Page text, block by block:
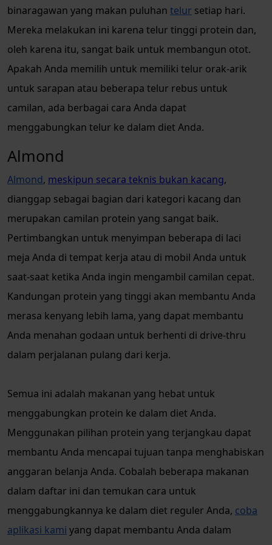
binaragawan yang makan puluhan telur setiap hari.
Mereka melakukan ini karena telur tinggi protein dan,
oleh karena itu, sangat baik untuk membangun otot.
Apakah Anda memilih untuk memiliki telur orak-arik
untuk sarapan atau beberapa telur rebus untuk
camilan, ada berbagai cara Anda dapat
menggabungkan telur ke dalam diet Anda.
Almond
Almond, meskipun secara teknis bukan kacang,
dianggap sebagai bagian dari kategori kacang dan
merupakan camilan protein yang sangat baik.
Pertimbangkan untuk menyimpan beberapa di laci
meja Anda di tempat kerja atau di mobil Anda untuk
saat-saat ketika Anda ingin mengambil camilan cepat.
Kandungan protein yang tinggi akan membantu Anda
merasa kenyang lebih lama, yang dapat membantu
Anda menahan godaan untuk berhenti di drive-thru
dalam perjalanan pulang dari kerja.
Semua ini adalah makanan yang hebat untuk
menggabungkan protein ke dalam diet Anda.
Menggunakan pilihan protein yang terjangkau dapat
membantu Anda mencapai tujuan tanpa menghabiskan
anggaran belanja Anda. Cobalah beberapa makanan
dalam daftar ini dan temukan cara untuk
menggabungkannya ke dalam diet reguler Anda, coba
aplikasi kami yang dapat membantu Anda dalam